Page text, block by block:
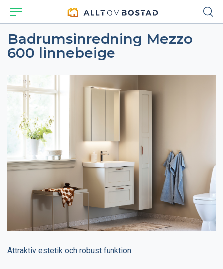
Badrumsinredning Mezzo
600 linnebeige
Attraktiv estetik och robust funktion.